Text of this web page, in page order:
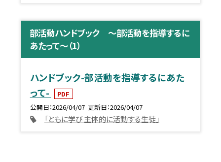
部活動ハンドブック ～部活動を指導するに
あたって～（1）
ハンドブック-部活動を指導するにあた
って-
PDF
公開日 2026/04/07 更新日 2026/04/07
「ともに学び 主体的に活動する生徒」